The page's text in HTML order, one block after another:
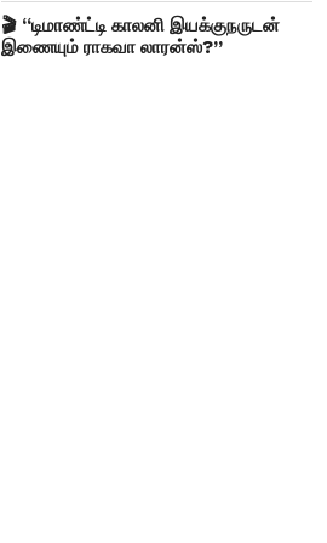
🎬 “டிமாண்ட்டி காலனி இயக்குநருடன்
இணையும் ராகவா லாரன்ஸ்?”